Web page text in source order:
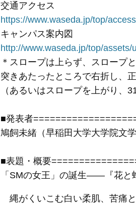
交通アクセス
https://www.waseda.jp/top/
キャンパス案内図
http://www.waseda.jp/top/
＊スロープは上らず、スロープ
突きあたったところで右折し、
（あるいはスロープを上がり、
■発表者
鳩飼未緒（早稲田大学大学院文
■表題・概要
「SMの女王」の誕生――『花と
縄がくいこむ白い柔肌、苦痛